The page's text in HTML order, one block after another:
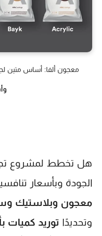
معجون ألفا: أساس متين
هل تخطط لمشروع
الجودة وبأسعار
معجون وبلاستيك
وتحديدًا توريد كميات